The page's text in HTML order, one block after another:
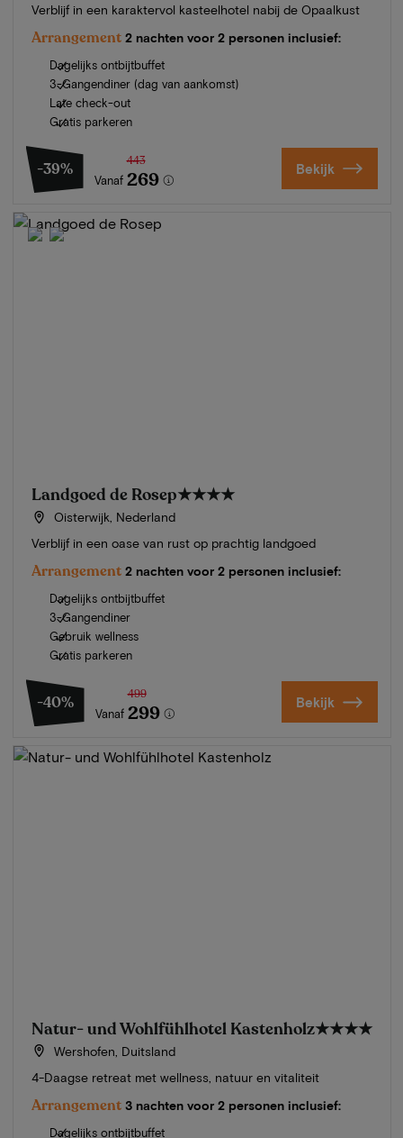
Verblijf in een karaktervol kasteelhotel nabij de Opaalkust
Arrangement 2 nachten voor 2 personen inclusief:
Dagelijks ontbijtbuffet
3-Gangendiner (dag van aankomst)
Late check-out
Gratis parkeren
-39%
Vanaf
443
269 Bekijk
Landgoed de Rosep★★★★
Oisterwijk, Nederland
Verblijf in een oase van rust op prachtig landgoed
Arrangement 2 nachten voor 2 personen inclusief:
Dagelijks ontbijtbuffet
3-Gangendiner
Gebruik wellness
Gratis parkeren
-40%
Vanaf
499
299 Bekijk
Natur- und Wohlfühlhotel Kastenholz★★★★
Wershofen, Duitsland
4-Daagse retreat met wellness, natuur en vitaliteit
Arrangement 3 nachten voor 2 personen inclusief:
Dagelijks ontbijtbuffet